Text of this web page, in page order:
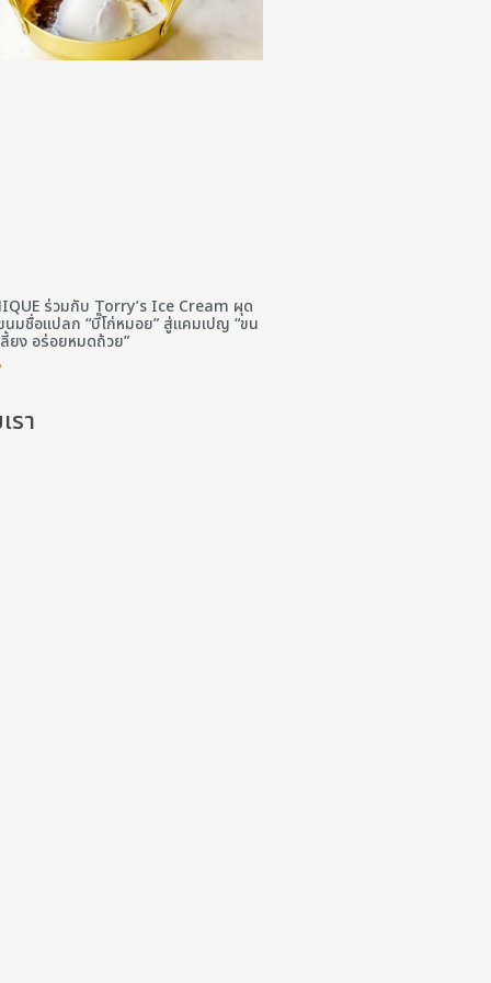
ร่วมกับ Torry’s Ice Cream ผุด
นมชื่อแปลก “บี๊โก่หมอย” สู่แคมเปญ “ขน
ยง อร่อยหมดถ้วย”
รา